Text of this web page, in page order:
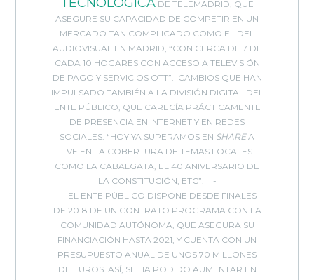
DE TELEMADRID, QUE
ASEGURE SU CAPACIDAD DE COMPETIR EN UN
MERCADO TAN COMPLICADO COMO EL DEL
AUDIOVISUAL EN MADRID, “CON CERCA DE 7 DE
CADA 10 HOGARES CON ACCESO A TELEVISIÓN
DE PAGO Y SERVICIOS OTT”. CAMBIOS QUE HAN
IMPULSADO TAMBIÉN A LA DIVISIÓN DIGITAL DEL
ENTE PÚBLICO, QUE CARECÍA PRÁCTICAMENTE
DE PRESENCIA EN INTERNET Y EN REDES
SOCIALES. “HOY YA SUPERAMOS EN SHAREA
TVE EN LA COBERTURA DE TEMAS LOCALES
COMO LA CABALGATA, EL 40 ANIVERSARIO DE
LA CONSTITUCIÓN, ETC”.
EL ENTE PÚBLICO DISPONE DESDE FINALES
DE 2018 DE UN CONTRATO PROGRAMA CON LA
COMUNIDAD AUTÓNOMA, QUE ASEGURA SU
FINANCIACIÓN HASTA 2021, Y CUENTA CON UN
PRESUPUESTO ANUAL DE UNOS 70 MILLONES
DE EUROS. ASÍ, SE HA PODIDO AUMENTAR EN